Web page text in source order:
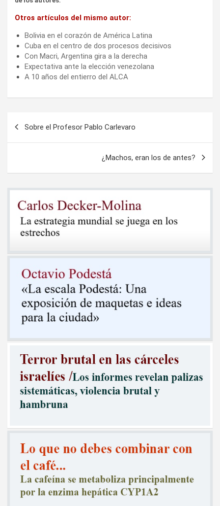
Otros artículos del mismo autor:
Bolivia en el corazón de América Latina
Cuba en el centro de dos procesos decisivos
Con Macri, Argentina gira a la derecha
Expectativa ante la elección venezolana
A 10 años del entierro del ALCA
Sobre el Profesor Pablo Carlevaro
¿Machos, eran los de antes?